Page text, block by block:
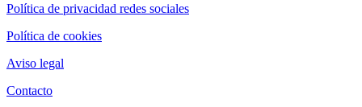
Política de privacidad redes sociales
Política de cookies
Aviso legal
Contacto